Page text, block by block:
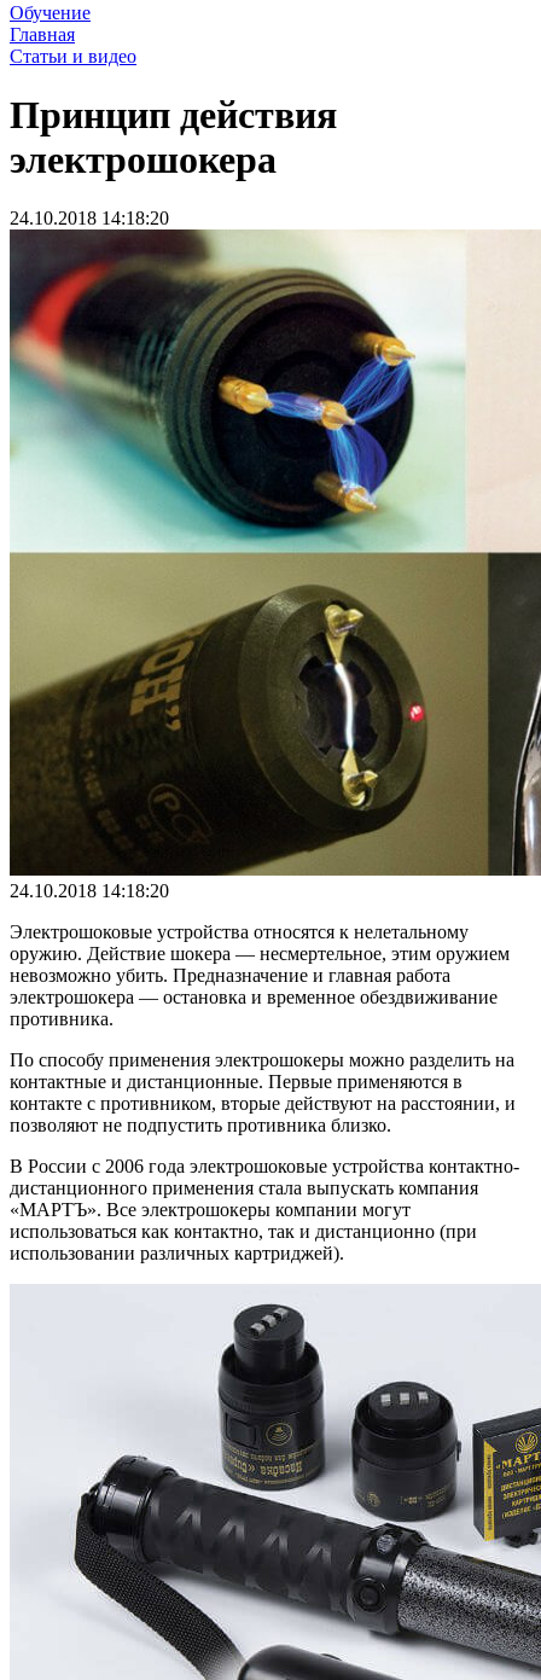
Обучение
Главная
Статьи и видео
Принцип действия
электрошокера
24.10.2018 14:18:20
24.10.2018 14:18:20
Электрошоковые устройства относятся к нелетальному
оружию. Действие шокера — несмертельное, этим оружием
невозможно убить. Предназначение и главная работа
электрошокера — остановка и временное обездвиживание
противника.
По способу применения электрошокеры можно разделить на
контактные и дистанционные. Первые применяются в
контакте с противником, вторые действуют на расстоянии, и
позволяют не подпустить противника близко.
В России с 2006 года электрошоковые устройства контактно-
дистанционного применения стала выпускать компания
«МАРТЪ». Все электрошокеры компании могут
использоваться как контактно, так и дистанционно (при
использовании различных картриджей).